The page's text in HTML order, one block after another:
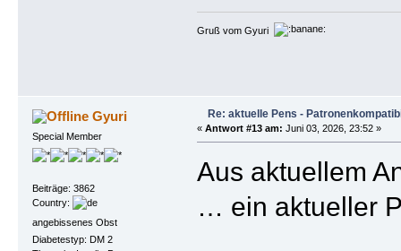
Gruß vom Gyuri
Gyuri
Special Member
Beiträge: 3862
Country:
angebissenes Obst
Diabetestyp: DM 2
Re: aktuelle Pens -
« Antwort #13 am: Juni 03, 2026, 23:52 »
Aus aktuellem
… ein aktueller